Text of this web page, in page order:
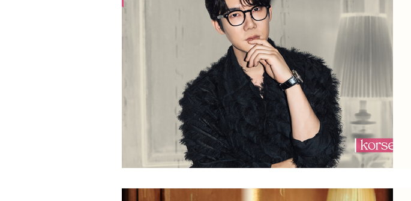
Yoo Seung Ho Park Bo Gum
Lee Bo Young Carnet de Voyages
2022 2021 2020 2018 BTS